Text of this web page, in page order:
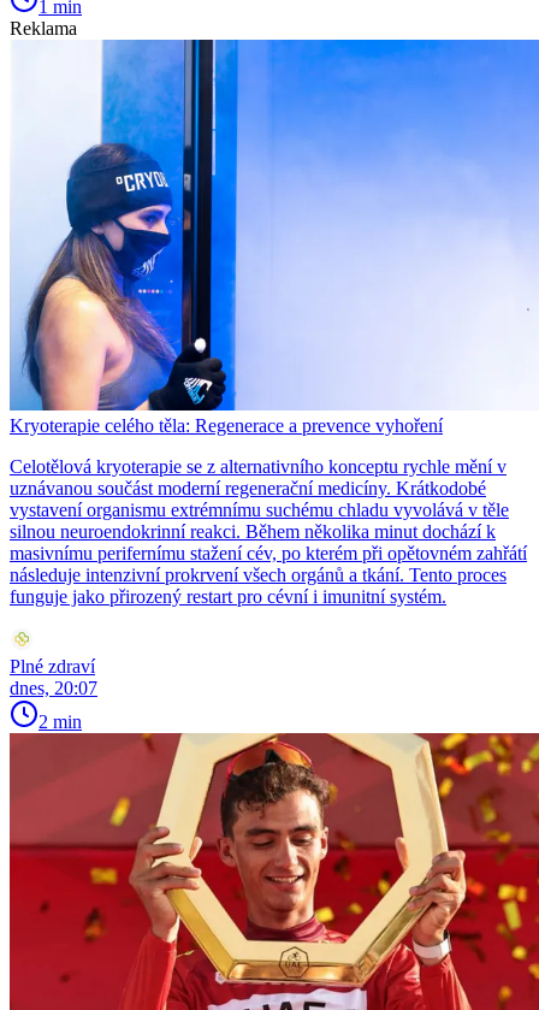
1 min
Reklama
Kryoterapie celého těla: Regenerace a prevence vyhoření
Celotělová kryoterapie se z alternativního konceptu rychle mění v
uznávanou součást moderní regenerační medicíny. Krátkodobé
vystavení organismu extrémnímu suchému chladu vyvolává v těle
silnou neuroendokrinní reakci. Během několika minut dochází k
masivnímu perifernímu stažení cév, po kterém při opětovném zahřátí
následuje intenzivní prokrvení všech orgánů a tkání. Tento proces
funguje jako přirozený restart pro cévní i imunitní systém.
Plné zdraví
dnes, 20:07
2 min